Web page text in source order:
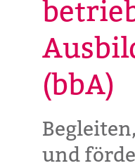
(bbA)
und